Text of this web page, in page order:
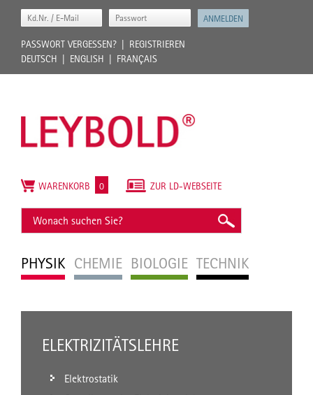
PASSWORT VERGESSEN?
REGISTRIEREN
DEUTSCH
ENGLISH FRANÇAIS
PHYSIK CHEMIE BIOLOGIE TECHNIK
ZUR LD-WEBSEITE
WARENKORB 0
ELEKTRIZITÄTSLEHRE
Elektrostatik